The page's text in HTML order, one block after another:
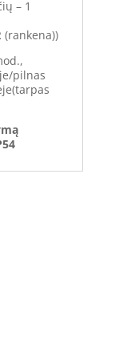
– 1
(rankena))
pilnas